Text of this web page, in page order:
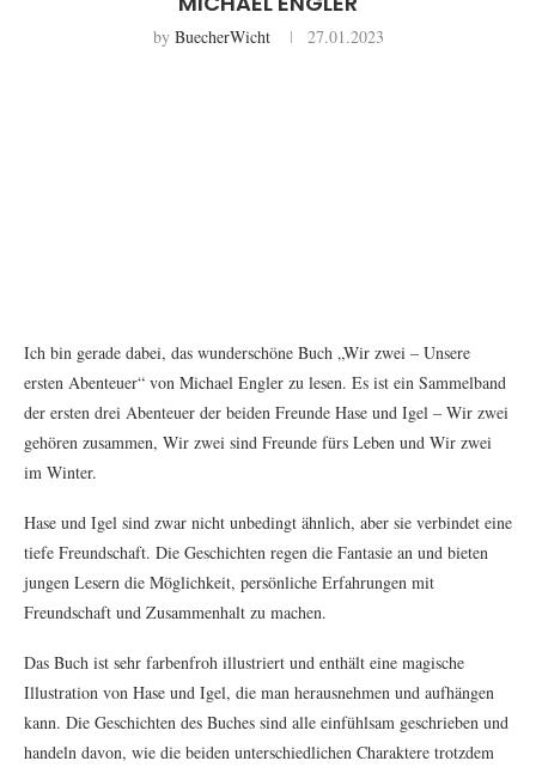
by BuecherWicht 27.01.2023
Ich bin gerade dabei, das wunderschöne Buch „Wir zwei – Unsere
ersten Abenteuer“ von Michael Engler zu lesen. Es ist ein Sammelband
der ersten drei Abenteuer der beiden Freunde Hase und Igel – Wir zwei
gehören zusammen, Wir zwei sind Freunde fürs Leben und Wir zwei
im Winter.
Hase und Igel sind zwar nicht unbedingt ähnlich, aber sie verbindet eine
tiefe Freundschaft. Die Geschichten regen die Fantasie an und bieten
jungen Lesern die Möglichkeit, persönliche Erfahrungen mit
Freundschaft und Zusammenhalt zu machen.
Das Buch ist sehr farbenfroh illustriert und enthält eine magische
Illustration von Hase und Igel, die man herausnehmen und aufhängen
kann. Die Geschichten des Buches sind alle einfühlsam geschrieben und
handeln davon, wie die beiden unterschiedlichen Charaktere trotzdem